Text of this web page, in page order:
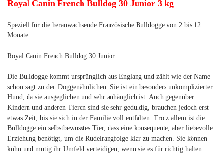
Royal Canin French Bulldog 30 Junior 3 kg
Speziell für die heranwachsende Französische Bulldogge von 2 bis 12
Monate
Royal Canin French Bulldog 30 Junior
Die Bulldogge kommt ursprünglich aus Englang und zählt wie der Name
schon sagt zu den Doggenähnlichen. Sie ist ein besonders unkomplizierter
Hund, da sie ausgeglichen und sehr anhänglich ist. Auch gegenüber
Kindern und anderen Tieren sind sie sehr geduldig, brauchen jedoch erst
etwas Zeit, bis sie sich in der Familie voll entfalten. Trotz allem ist die
Bulldogge ein selbstbewusstes Tier, dass eine konsequente, aber liebevolle
Erziehung benötigt, um die Rudelrangfolge klar zu machen. Sie können
kühn und mutig ihr Umfeld verteidigen, wenn sie es für richtig halten